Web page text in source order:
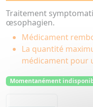
Traitement
œsophagien.
Médicament
La quantité
médicament pour
Momentanément